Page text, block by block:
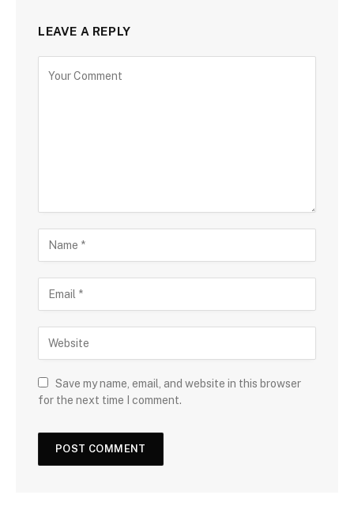
LEAVE A REPLY
Save my name, email, and website in this browser
for the next time I comment.